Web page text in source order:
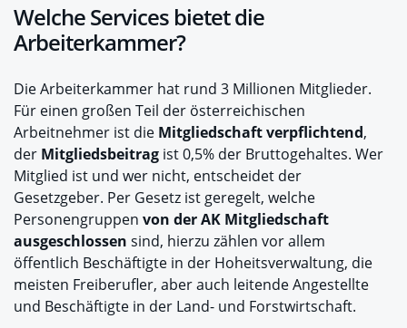
Welche Services bietet die
Arbeiterkammer?
Die Arbeiterkammer hat rund 3 Millionen Mitglieder.
Für einen großen Teil der österreichischen
Arbeitnehmer ist die Mitgliedschaft verpflichtend,
der Mitgliedsbeitrag ist 0,5% der Bruttogehaltes. Wer
Mitglied ist und wer nicht, entscheidet der
Gesetzgeber. Per Gesetz ist geregelt, welche
Personengruppen von der AK Mitgliedschaft
ausgeschlossen sind, hierzu zählen vor allem
öffentlich Beschäftigte in der Hoheitsverwaltung, die
meisten Freiberufler, aber auch leitende Angestellte
und Beschäftigte in der Land- und Forstwirtschaft.